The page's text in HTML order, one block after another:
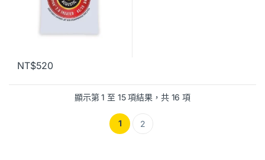
NT$520
顯示第 1 至 15 項結果，共 16 項
1 2